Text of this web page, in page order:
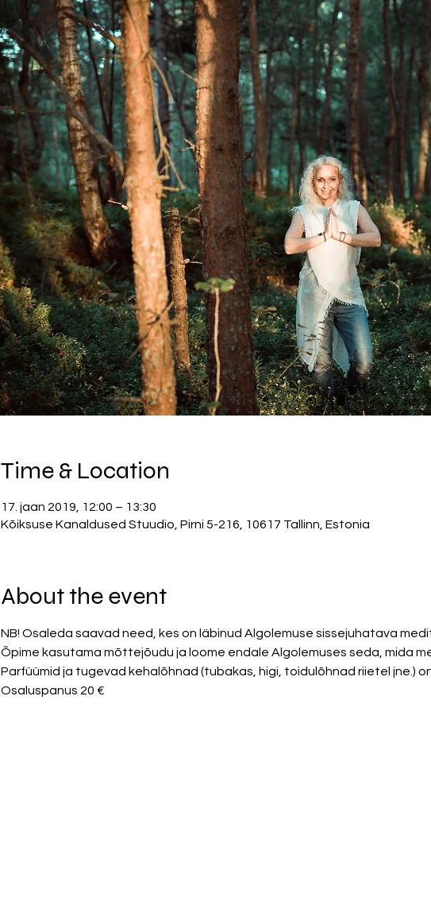
Time & Location
17. jaan 2019, 12:00 – 13:30
Kõiksuse Kanaldused Stuudio, Pirni 5-216, 10617 Tallinn, Estonia
About the event
NB! Osaleda saavad need, kes on läbinud Algolemuse sissejuhatava
Õpime kasutama mõttejõudu ja loome endale Algolemuses seda, mida
Parfüümid ja tugevad kehalõhnad (tubakas, higi, toidulõhnad riietel jne.)
Osaluspanus 20 €